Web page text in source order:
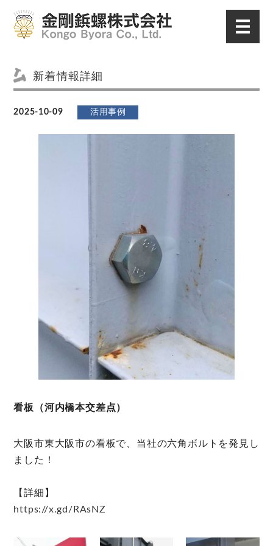
新着情報詳細
2025-10-09 活用事例
看板（河内橋本交差点）
大阪市東大阪市の看板で、当社の六角ボルトを発見し
ました！
【詳細】
https://x.gd/RAsNZ